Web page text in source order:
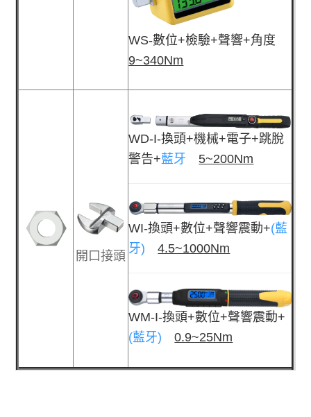
WS-數位+檢驗+聲響+角度
9~340Nm
開口接頭
WD-I-換頭+機械+電子+跳脫
警告+藍牙 5~200Nm
WI-換頭+數位+聲響震動+(藍
牙)
4.5~1000Nm
WM-I-換頭+數位+聲響震動+
(藍牙)
0.9~25Nm